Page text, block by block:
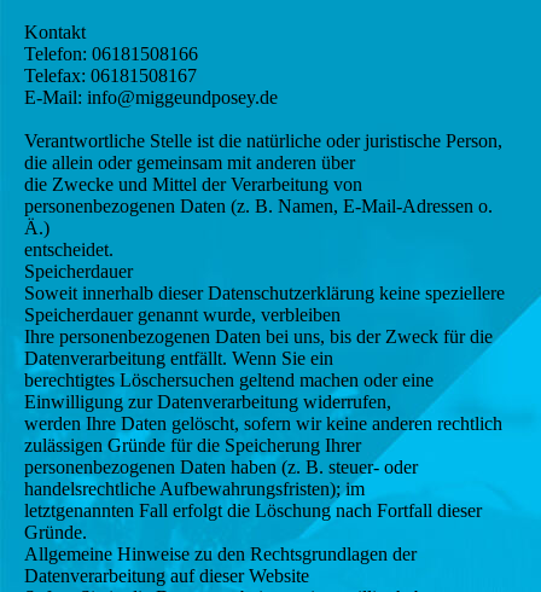
Kontakt
Telefon: 06181508166
Telefax: 06181508167
E-Mail: info@miggeundposey.de
Verantwortliche Stelle ist die natürliche oder juristische Person,
die allein oder gemeinsam mit anderen über
die Zwecke und Mittel der Verarbeitung von
personenbezogenen Daten (z. B. Namen, E-Mail-Adressen o.
Ä.)
entscheidet.
Speicherdauer
Soweit innerhalb dieser Datenschutzerklärung keine speziellere
Speicherdauer genannt wurde, verbleiben
Ihre personenbezogenen Daten bei uns, bis der Zweck für die
Datenverarbeitung entfällt. Wenn Sie ein
berechtigtes Löschersuchen geltend machen oder eine
Einwilligung zur Datenverarbeitung widerrufen,
werden Ihre Daten gelöscht, sofern wir keine anderen rechtlich
zulässigen Gründe für die Speicherung Ihrer
personenbezogenen Daten haben (z. B. steuer- oder
handelsrechtliche Aufbewahrungsfristen); im
letztgenannten Fall erfolgt die Löschung nach Fortfall dieser
Gründe.
Allgemeine Hinweise zu den Rechtsgrundlagen der
Datenverarbeitung auf dieser Website